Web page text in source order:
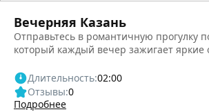
Вечерняя Казань
Отправьтесь в романтичную прогулку
который каждый вечер зажигает яркие
Длительность:02:00
Отзывы:0
Подробнее